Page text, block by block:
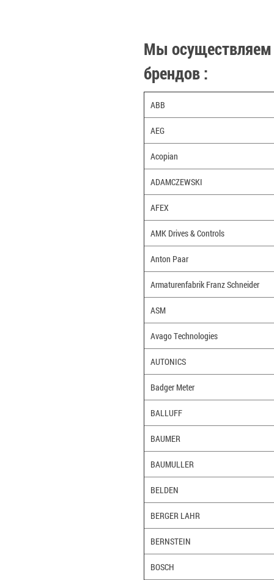
Мы осуществляем
брендов :
ABB
AEG
Acopian
ADAMCZEWSKI
AFEX
AMK Drives & Controls
Anton Paar
Armaturenfabrik Franz Schneider
ASM
Avago Technologies
AUTONICS
Badger Meter
BALLUFF
BAUMER
BAUMULLER
BELDEN
BERGER LAHR
BERNSTEIN
BOSCH